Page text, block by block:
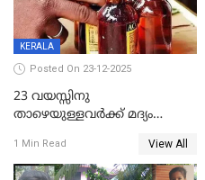
KERALA
Posted On 23-12-2025
23 വയസ്സിനു
താഴെയുള്ളവർക്ക് മദ്യം
നടപടി;സ്ഥാപനങ്ങൾക്കെതിരെ
രണ്ട് കേസുകൾ
1 Min Read View All